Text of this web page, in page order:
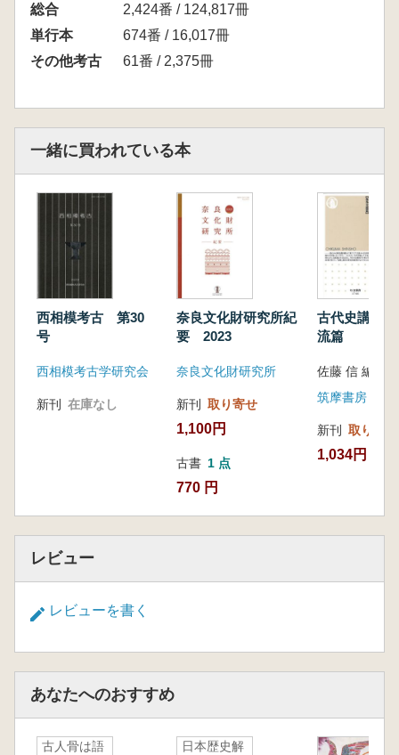
総合
2,424番 / 124,817冊
単行本
674番 / 16,017冊
その他考古
61番 / 2,375冊
一緒に買われている本
西相模考古 第30
号
西相模考古学研究会
新刊 在庫なし
奈良文化財研究所紀
要 2023
奈良文化財研究所
新刊 取り寄せ
1,100円
古書 1 点
770 円
古代史講義
流篇
佐藤 信 編集
筑摩書房
新刊 取り寄せ
1,034円
レビュー
レビューを書く
あなたへのおすすめ
古人骨は語
日本歴史解